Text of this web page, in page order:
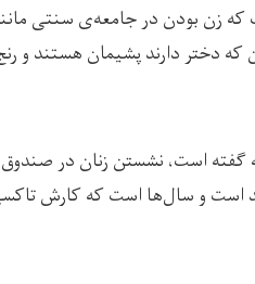
زن بودن در جامعه‌ی سنتی
که دختر دارند پشیمان هستند و
گفته است، نشستن زنان در
و سال‌ها است که کارش